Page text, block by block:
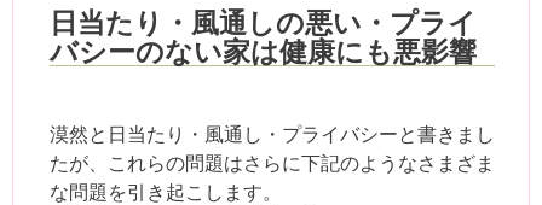
日当たり・風通しの悪い・プライ
バシーのない家は健康にも悪影響
漠然と日当たり・風通し・プライバシーと書きまし
たが、これらの問題はさらに下記のようなさまざま
な問題を引き起こします。